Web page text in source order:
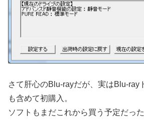
さて肝心のBlu-rayだが、実はBlu-ray
も含めて初購入。
ソフトもまだこれから買う予定だった